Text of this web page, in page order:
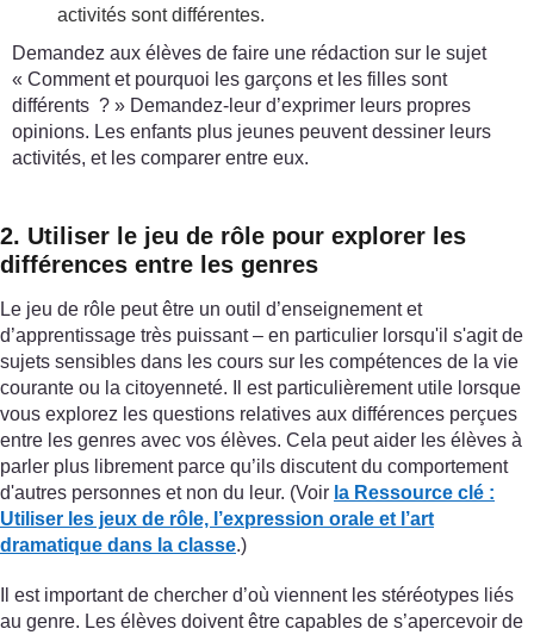
activités sont différentes.
Demandez aux élèves de faire une rédaction sur le sujet
« Comment et pourquoi les garçons et les filles sont
différents ? » Demandez-leur d’exprimer leurs propres
opinions. Les enfants plus jeunes peuvent dessiner leurs
activités, et les comparer entre eux.
2. Utiliser le jeu de rôle pour explorer les
différences entre les genres
Le jeu de rôle peut être un outil d’enseignement et
d’apprentissage très puissant – en particulier lorsqu'il s'agit de
sujets sensibles dans les cours sur les compétences de la vie
courante ou la citoyenneté. Il est particulièrement utile lorsque
vous explorez les questions relatives aux différences perçues
entre les genres avec vos élèves. Cela peut aider les élèves à
parler plus librement parce qu’ils discutent du comportement
d'autres personnes et non du leur. (Voir la Ressource clé :
Utiliser les jeux de rôle, l’expression orale et l’art
dramatique dans la classe.)
Il est important de chercher d’où viennent les stéréotypes liés
au genre. Les élèves doivent être capables de s’apercevoir de